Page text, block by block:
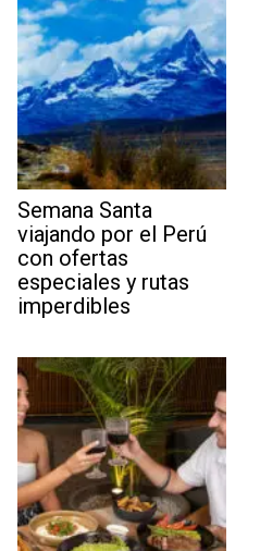
Semana Santa
viajando por el Perú
con ofertas
especiales y rutas
imperdibles